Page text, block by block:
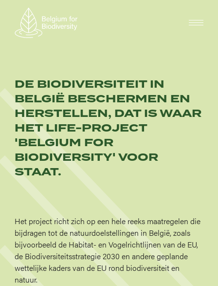
inhoud
DE BIODIVERSITEIT IN
BELGIË BESCHERMEN EN
HERSTELLEN, DAT IS WAAR
HET LIFE-PROJECT
'BELGIUM FOR
BIODIVERSITY' VOOR
STAAT.
Het project richt zich op een hele reeks maatregelen die
bijdragen tot de natuurdoelstellingen in België, zoals
bijvoorbeeld de Habitat- en Vogelrichtlijnen van de EU,
de Biodiversiteitsstrategie 2030 en andere geplande
wettelijke kaders van de EU rond biodiversiteit en
natuur.